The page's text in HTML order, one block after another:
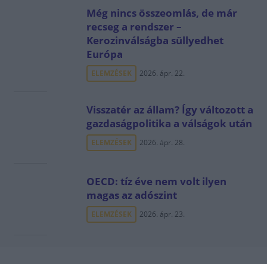
Még nincs összeomlás, de már
recseg a rendszer –
Kerozinválságba süllyedhet
Európa
ELEMZÉSEK 2026. ápr. 22.
Visszatér az állam? Így változott a
gazdaságpolitika a válságok után
ELEMZÉSEK 2026. ápr. 28.
OECD: tíz éve nem volt ilyen
magas az adószint
ELEMZÉSEK 2026. ápr. 23.